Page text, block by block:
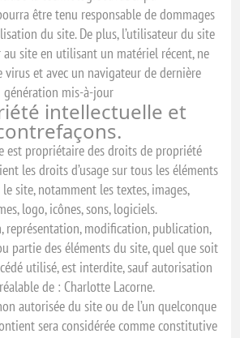
être tenu responsable de dommages
du site. De plus, l’utilisateur du site
au site en utilisant un matériel récent, ne
virus et avec un navigateur de dernière
génération mis-à-jour
intellectuelle et
est propriétaire des droits de propriété
les droits d’usage sur tous les éléments
le site, notamment les textes, images,
logo, icônes, sons, logiciels.
représentation, modification, publication,
partie des éléments du site, quel que soit
utilisé, est interdite, sauf autorisation
de : Charlotte Lacorne.
autorisée du site ou de l’un quelconque
sera considérée comme constitutive